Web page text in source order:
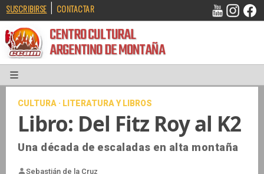
SUSCRIBIRSE | CONTACTAR
CENTRO CULTURAL
ARGENTINO DE MONTAÑA
CULTURA · LITERATURA Y LIBROS
Libro: Del Fitz Roy al K2
Una década de escaladas en alta montaña